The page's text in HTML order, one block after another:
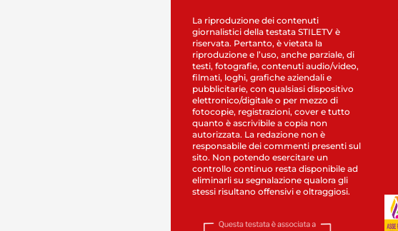
La riproduzione dei contenuti
giornalistici della testata STILETV è
riservata. Pertanto, è vietata la
riproduzione e l’uso, anche parziale, di
testi, fotografie, contenuti audio/video,
filmati, loghi, grafiche aziendali e
pubblicitarie, con qualsiasi dispositivo
elettronico/digitale o per mezzo di
fotocopie, registrazioni, cover e tutto
quanto è ascrivibile a copia non
autorizzata. La redazione non è
responsabile dei commenti presenti sul
sito. Non potendo esercitare un
controllo continuo resta disponibile ad
eliminarli su segnalazione qualora gli
stessi risultano offensivi e oltraggiosi.